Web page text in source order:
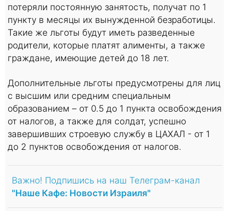
потеряли постоянную занятость, получат по 1
пункту в месяцы их вынужденной безработицы.
Такие же льготы будут иметь разведенные
родители, которые платят алименты, а также
граждане, имеющие детей до 18 лет.
Дополнительные льготы предусмотрены для лиц
с высшим или средним специальным
образованием – от 0.5 до 1 пункта освобождения
от налогов, а также для солдат, успешно
завершивших строевую службу в ЦАХАЛ - от 1
до 2 пунктов освобождения от налогов.
Важно! Подпишись на наш Телеграм-канал
"Наше Кафе: Новости Израиля"